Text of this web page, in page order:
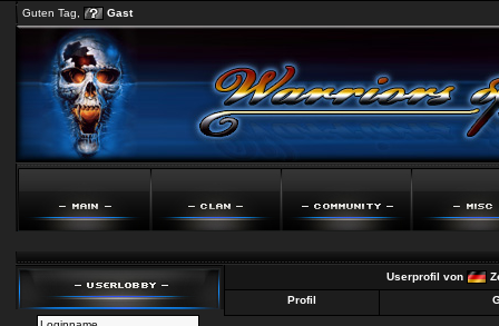
Guten Tag, Gast
Userprofil von
Profil